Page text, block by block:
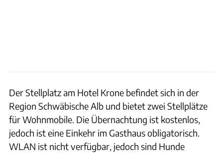
Der Stellplatz am Hotel Krone befindet sich in der
Region Schwäbische Alb und bietet zwei Stellplätze
für Wohnmobile. Die Übernachtung ist kostenlos,
jedoch ist eine Einkehr im Gasthaus obligatorisch.
WLAN ist nicht verfügbar, jedoch sind Hunde